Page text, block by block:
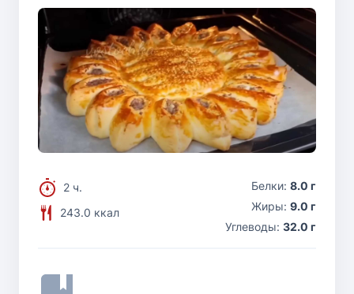
2 ч.
243.0 ккал
Белки: 8.0 г
Жиры: 9.0 г
Углеводы: 32.0 г